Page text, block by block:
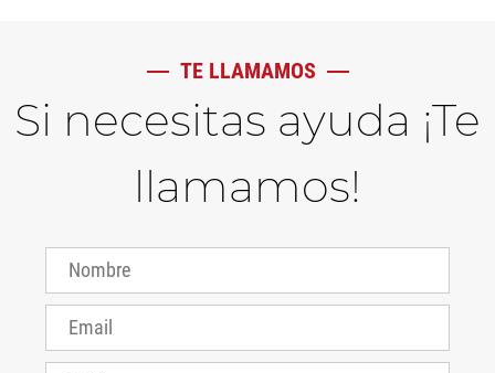
TE LLAMAMOS
Si necesitas ayuda ¡Te
llamamos!